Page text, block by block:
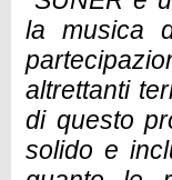
la musica
altrettanti
di questo
solido e